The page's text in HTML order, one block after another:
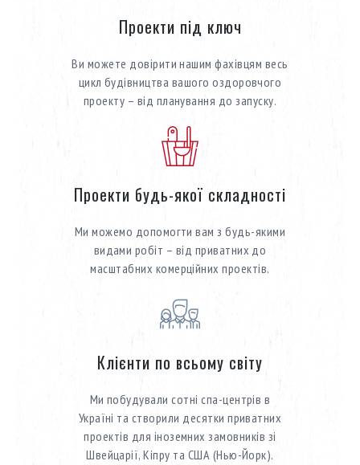
Проекти під ключ
Ви можете довірити нашим фахівцям весь
цикл будівництва вашого оздоровчого
проекту – від планування до запуску.
Проекти будь-якої складності
Ми можемо допомогти вам з будь-якими
видами робіт – від приватних до
масштабних комерційних проектів.
Клієнти по всьому світу
Ми побудували сотні спа-центрів в
Україні та створили десятки приватних
проектів для іноземних замовників зі
Швейцарії, Кіпру та США (Нью-Йорк).